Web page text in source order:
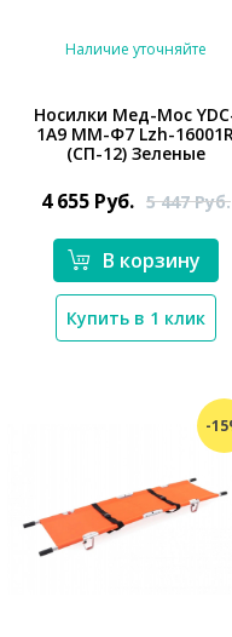
*}
Наличие уточняйте
Носилки Мед-Мос
1A9 ММ-Ф7 Lzh-
(СП-12) Зеленые
4 655 Руб. 5 447Руб.
В корзину
Купить в 1 клик
-